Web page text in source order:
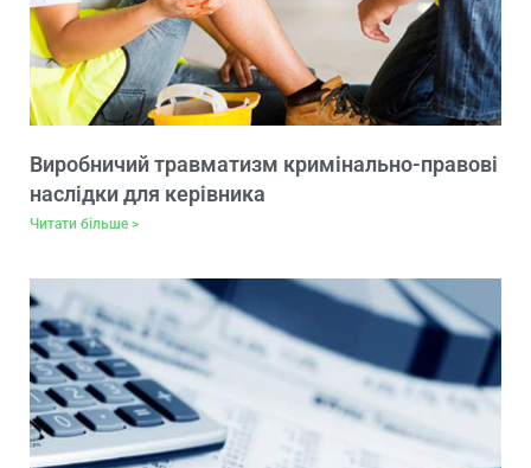
Виробничий травматизм кримінально-правові
наслідки для керівника
Читати більше >